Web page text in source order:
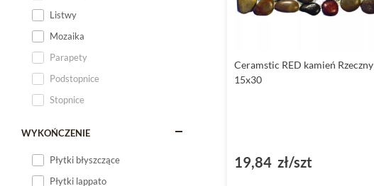
Listwy
Mozaika
Parapety
Podstopnice
Stopnice
WYKOŃCZENIE
Płytki błyszczące
Płytki lappato
Ceramstic RED kamień Rzeczny
15x30
19,84 zł/szt